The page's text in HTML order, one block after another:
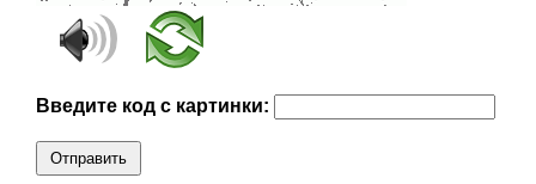
Введите код с картинки:
Отправить